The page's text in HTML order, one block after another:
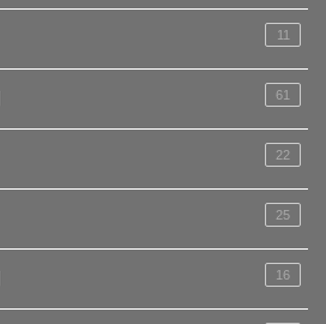
11
61
22
25
16